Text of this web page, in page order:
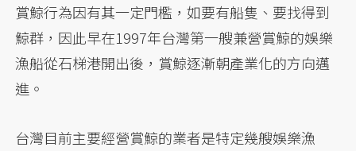
賞鯨行為因有其一定門檻，如要有船隻、要找得到
鯨群，因此早在1997年台灣第一艘兼營賞鯨的娛樂
漁船從石梯港開出後，賞鯨逐漸朝產業化的方向邁
進。
台灣目前主要經營賞鯨的業者是特定幾艘娛樂漁